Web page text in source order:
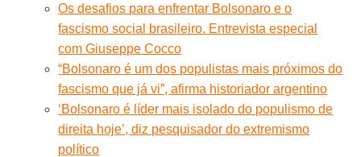
Os desafios para enfrentar Bolsonaro e o
fascismo social brasileiro. Entrevista especial
com Giuseppe Cocco
“Bolsonaro é um dos populistas mais próximos do
fascismo que já vi”, afirma historiador argentino
‘Bolsonaro é líder mais isolado do populismo de
direita hoje’, diz pesquisador do extremismo
político